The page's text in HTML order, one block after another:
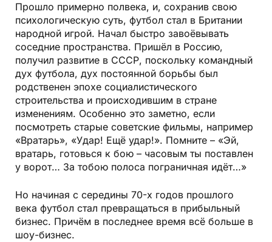
Прошло примерно полвека, и, сохранив свою
психологическую суть, футбол стал в Британии
народной игрой. Начал быстро завоёвывать
соседние пространства. Пришёл в Россию,
получил развитие в СССР, поскольку командный
дух футбола, дух постоянной борьбы был
родственен эпохе социалистического
строительства и происходившим в стране
изменениям. Особенно это заметно, если
посмотреть старые советские фильмы, например
«Вратарь», «Удар! Ещё удар!». Помните – «Эй,
вратарь, готовься к бою – часовым ты поставлен
у ворот… За тобою полоса пограничная идёт…»
Но начиная с середины 70-х годов прошлого
века футбол стал превращаться в прибыльный
бизнес. Причём в последнее время всё больше в
шоу-бизнес.